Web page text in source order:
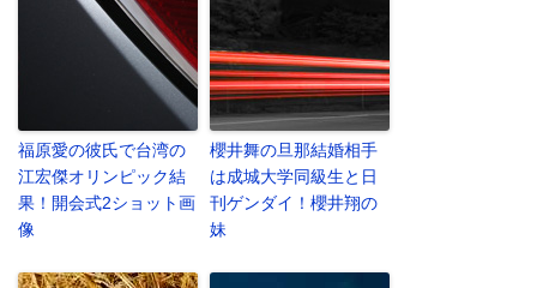
福原愛の彼氏で台湾の
江宏傑オリンピック結
果！開会式2ショット画
像
櫻井舞の旦那結婚相手
は成城大学同級生と日
刊ゲンダイ！櫻井翔の
妹